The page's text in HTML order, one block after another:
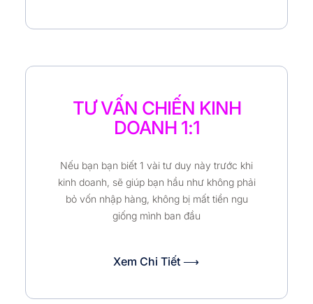
TƯ VẤN CHIẾN KINH
DOANH 1:1
Nếu bạn bạn biết 1 vài tư duy này trước khi
kinh doanh, sẽ giúp bạn hầu như không phải
bỏ vốn nhập hàng, không bị mất tiền ngu
giống mình ban đầu
Xem Chi Tiết ⟶